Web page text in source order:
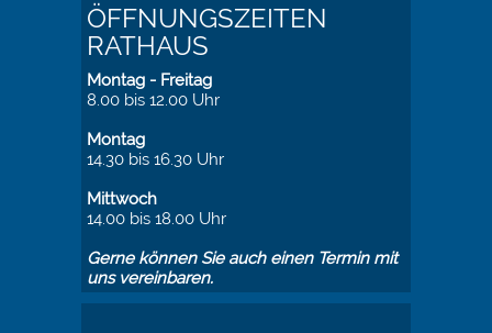
ÖFFNUNGSZEITEN
RATHAUS
Montag - Freitag
8.00 bis 12.00 Uhr
Montag
14.30 bis 16.30 Uhr
Mittwoch
14.00 bis 18.00 Uhr
Gerne können Sie auch einen Termin mit
uns vereinbaren.